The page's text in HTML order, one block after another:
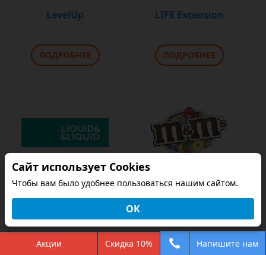
LevelUp
ПОДРОБНЕЕ
LIFE Extension
ПОДРОБНЕЕ
LIQUID & LIQUID
Акции Скидка 10% Напишите нам
Сайт использует Cookies
Чтобы вам было удобнее пользоваться нашим сайтом.
ОК